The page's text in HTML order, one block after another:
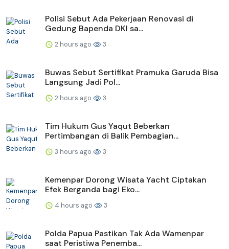
Polisi Sebut Ada Pekerjaan Renovasi di
Gedung Bapenda DKI sa...
2 hours ago 3
Buwas Sebut Sertifikat Pramuka Garuda Bisa
Langsung Jadi Pol...
2 hours ago 3
Tim Hukum Gus Yaqut Beberkan
Pertimbangan di Balik Pembagian...
3 hours ago 3
Kemenpar Dorong Wisata Yacht Ciptakan
Efek Berganda bagi Eko...
4 hours ago 3
Polda Papua Pastikan Tak Ada Wamenpar
saat Peristiwa Penemba...